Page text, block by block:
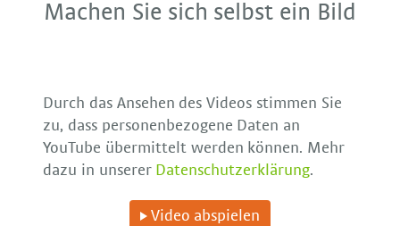
Machen Sie sich selbst ein Bild
Durch das Ansehen des Videos stimmen Sie
zu, dass personenbezogene Daten an
YouTube übermittelt werden können. Mehr
dazu in unserer Datenschutzerklärung.
Video abspielen